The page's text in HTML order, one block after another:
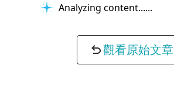
Analyzing content...
觀看原始文章